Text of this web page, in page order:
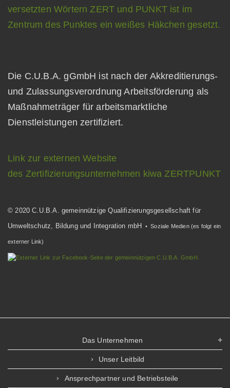
Die C.U.B.A. gGmbH ist nach der Akkreditierungs-
und Zulassungsverordnung Arbeitsförderung als
Maßnahmeträger für arbeitsmarktliche
Dienstleistungen zertifiziert.
Link zur externen Website
des Zertifizierungsunternehmen kiwa ZERTPUNKT
© 2020 C.U.B.A. gemeinnützige Qualifizierungsgesellschaft für
Umweltschutz, Bildung und Integration mbH
• Soziale Medien (es folgt ein
externer Link)
Das Unternehmen
Unser Leitbild
Ansprechpartner und Betriebsteile